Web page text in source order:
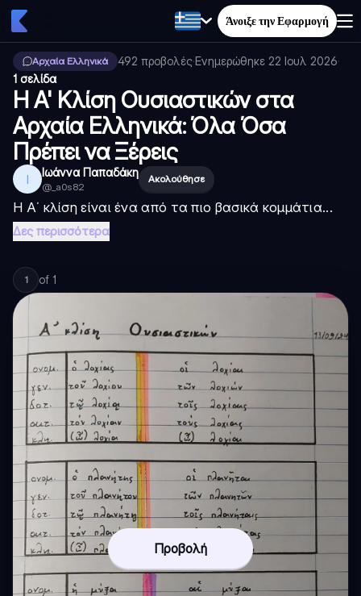
Άνοιξε την Εφαρμογή
Αρχαία Ελληνικά 492 προβολές·Ενημερώθηκε 22 Ιουλ 2026·
1 σελίδα
Η Α' Κλίση Ουσιαστικών στα
Αρχαία Ελληνικά: Όλα Όσα
Πρέπει να Ξέρεις
Ι Ιωάννα Παπαδάκη
@ _a0s82
Ακολούθησε
Η Α΄ κλίση είναι ένα από τα πιο βασικά κομμάτια...
Δες περισσότερα
1 of 1
Προβολή